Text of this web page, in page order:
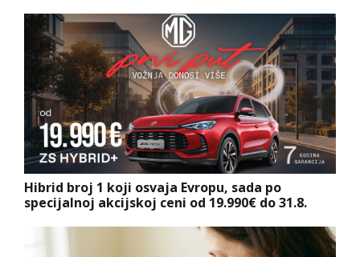
Hibrid broj 1 koji osvaja Evropu, sada po
specijalnoj akcijskoj ceni od 19.990€ do 31.8.